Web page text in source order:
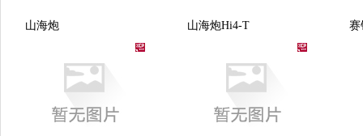
山海炮 山海炮Hi4-T 赛